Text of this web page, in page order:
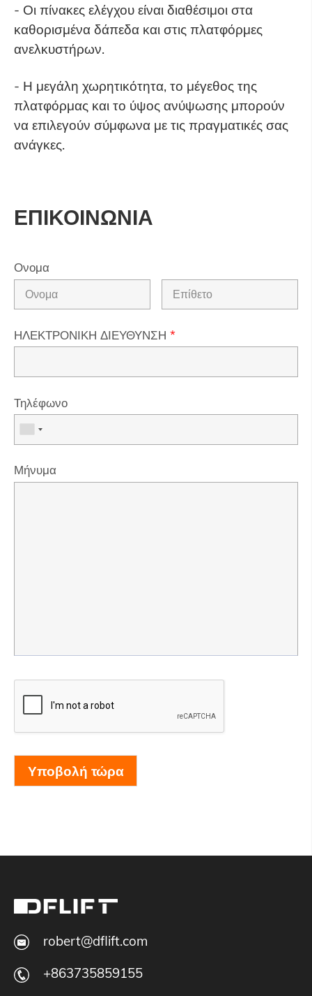
- Οι πίνακες ελέγχου είναι διαθέσιμοι στα
καθορισμένα δάπεδα και στις πλατφόρμες
ανελκυστήρων.
- Η μεγάλη χωρητικότητα, το μέγεθος της
πλατφόρμας και το ύψος ανύψωσης μπορούν
να επιλεγούν σύμφωνα με τις πραγματικές σας
ανάγκες.
ΕΠΙΚΟΙΝΩΝΙΑ
Ονομα
ΗΛΕΚΤΡΟΝΙΚΗ ΔΙΕΥΘΥΝΣΗ *
Τηλέφωνο
Μήνυμα
Υποβολή τώρα
robert@dflift.com
+863735859155